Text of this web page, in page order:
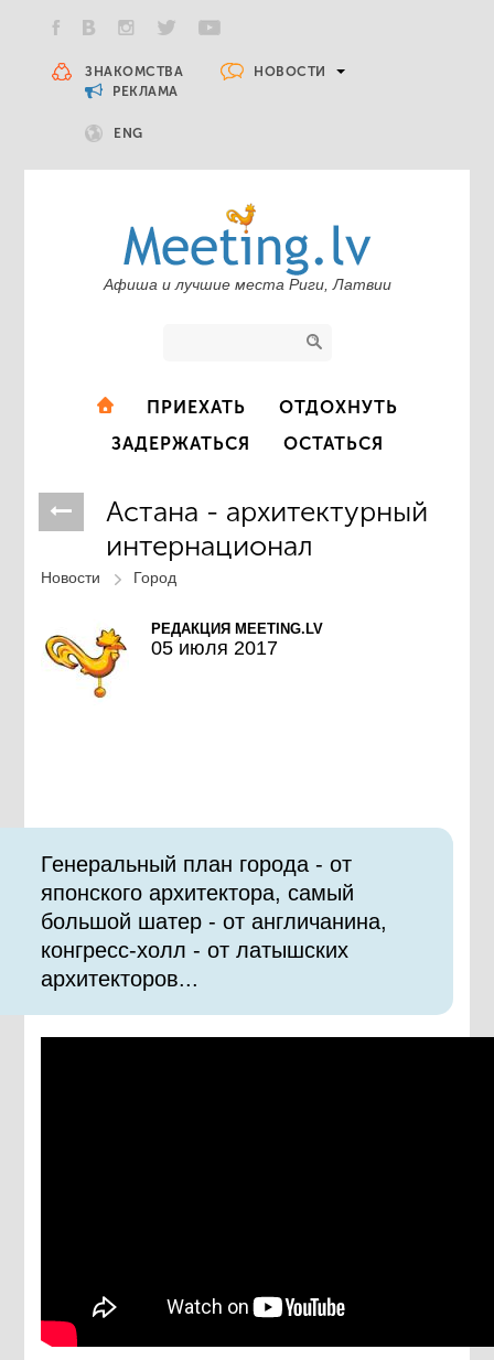
ЗНАКОМСТВА
НОВОСТИ
РЕКЛАМА
ENG
Афиша и лучшие места Риги, Латвии
ПРИЕХАТЬ
ОТДОХНУТЬ
ЗАДЕРЖАТЬСЯ
ОСТАТЬСЯ
Астана - архитектурный
интернационал
Новости Город
РЕДАКЦИЯ MEETING.LV
05 июля 2017
Генеральный план города - от
японского архитектора, самый
большой шатер - от англичанина,
конгресс-холл - от латышских
архитекторов...